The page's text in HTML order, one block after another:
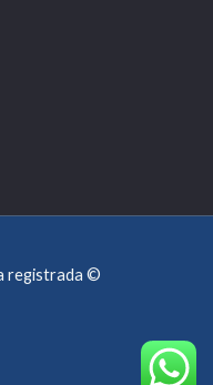
registrada ©